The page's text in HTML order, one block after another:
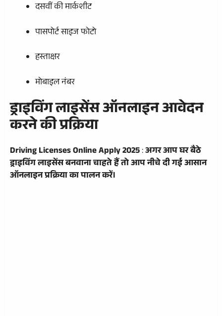
दसवीं की मार्कशीट
पासपोर्ट साइज फोटो
हस्ताक्षर
मोबाइल नंबर
ड्राइविंग लाइसेंस ऑनलाइन आवेदन
करने की प्रक्रिया
Driving Licenses Online Apply 2025:अगर आप घर बैठे
ड्राइविंग लाइसेंस बनवाना चाहते हैं तो आप नीचे दी गई आसान
ऑनलाइन प्रक्रिया का पालन करें।